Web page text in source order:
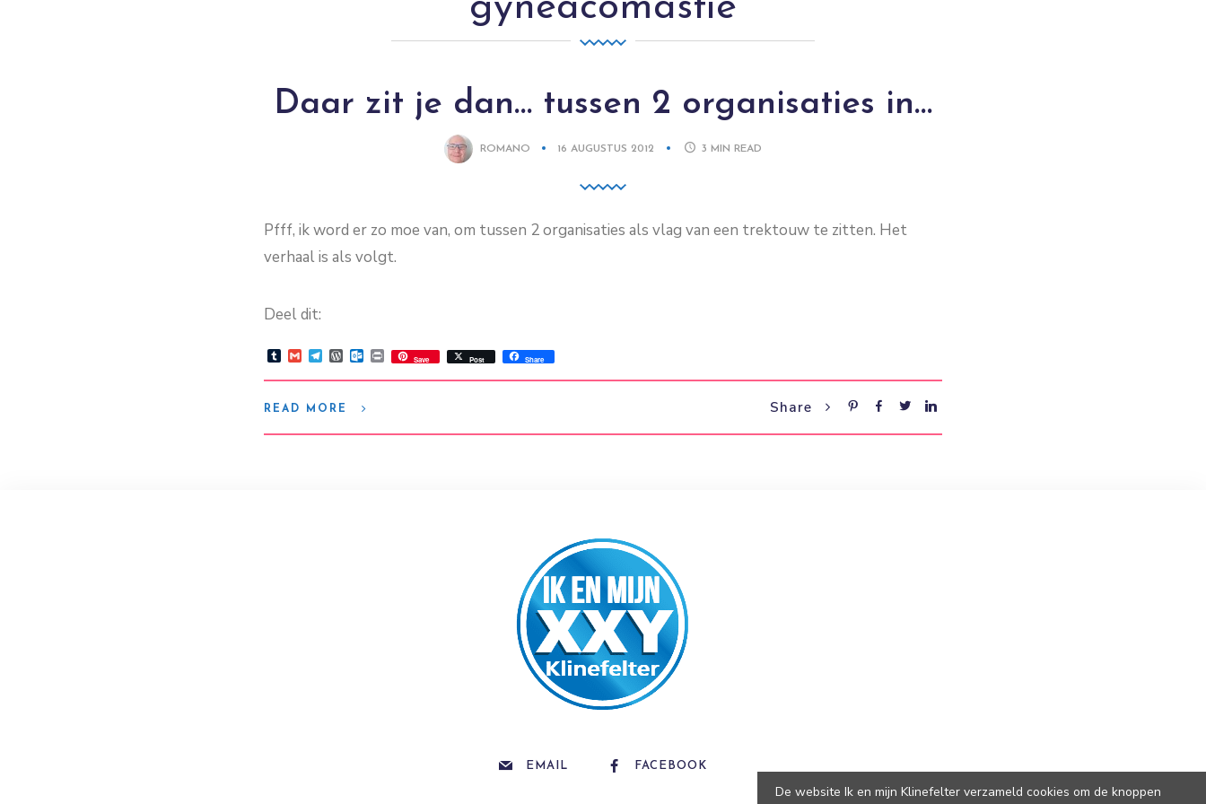
gyneacomastie
Daar zit je dan… tussen 2 organisaties in…
ROMANO 16 AUGUSTUS 2012 3 MIN READ
Pfff, ik word er zo moe van, om tussen 2 organisaties als vlag van een trektouw te zitten. Het
verhaal is als volgt.
Deel dit:
TumblrGmailTelegram
WordPress
Outlook.com
PrintSave Post Share
READ MORE Share
EMAIL FACEBOOK
De website Ik en mijn Klinefelter verzameld cookies om de knoppen